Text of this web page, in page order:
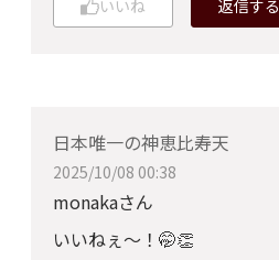
いいね 返信する
日本唯一の神恵比寿天
2025/10/08 00:38
monakaさん
いいねぇ〜！🤭👏